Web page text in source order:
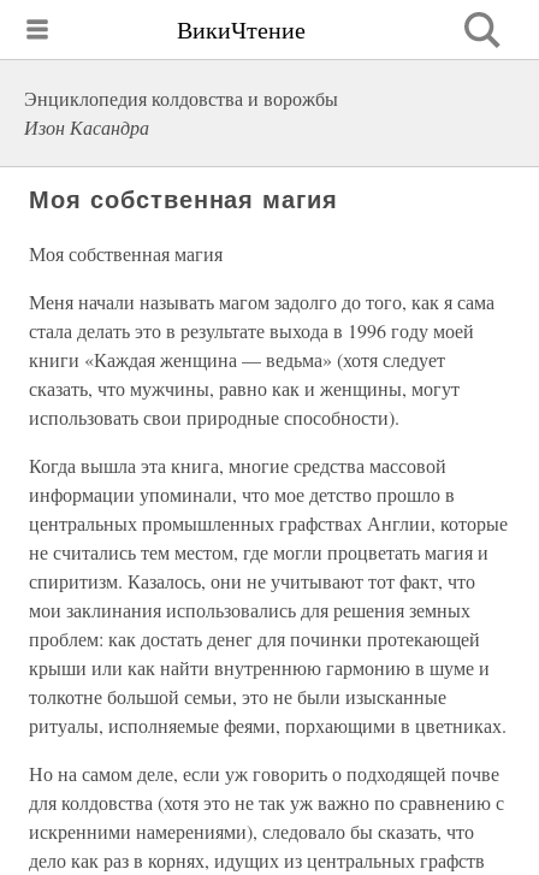
ВикиЧтение
Энциклопедия колдовства и ворожбы
Изон Касандра
Моя собственная магия
Моя собственная магия
Меня начали называть магом задолго до того, как я сама
стала делать это в результате выхода в 1996 году моей
книги «Каждая женщина — ведьма» (хотя следует
сказать, что мужчины, равно как и женщины, могут
использовать свои природные способности).
Когда вышла эта книга, многие средства массовой
информации упоминали, что мое детство прошло в
центральных промышленных графствах Англии, которые
не считались тем местом, где могли процветать магия и
спиритизм. Казалось, они не учитывают тот факт, что
мои заклинания использовались для решения земных
проблем: как достать денег для починки протекающей
крыши или как найти внутреннюю гармонию в шуме и
толкотне большой семьи, это не были изысканные
ритуалы, исполняемые феями, порхающими в цветниках.
Но на самом деле, если уж говорить о подходящей почве
для колдовства (хотя это не так уж важно по сравнению с
искренними намерениями), следовало бы сказать, что
дело как раз в корнях, идущих из центральных графств